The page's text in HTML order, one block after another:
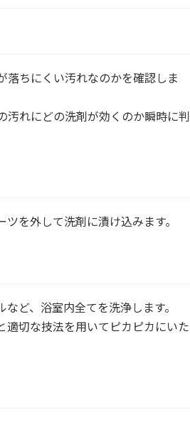
ちにくい汚れなのかを確認しま
汚れにどの洗剤が効くのか瞬時に判
を外して洗剤に漬け込みます。
ど、浴室内全てを洗浄します。
適切な技法を用いてピカピカにいた